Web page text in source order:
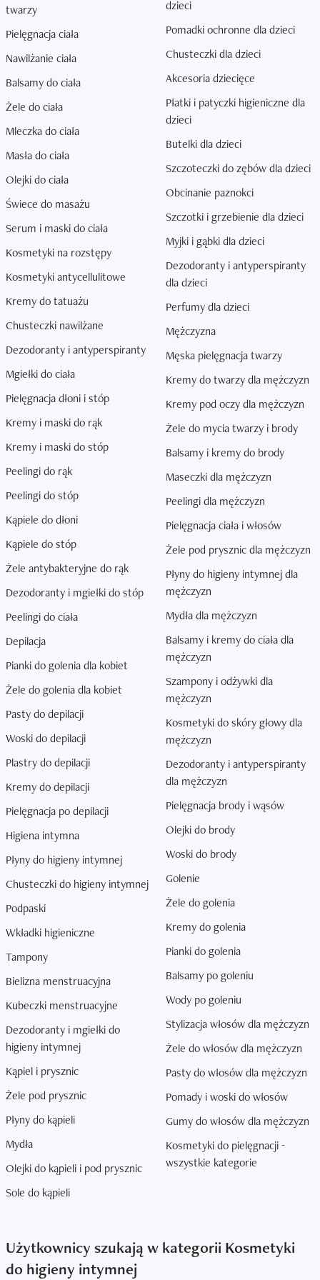
twarzy
Pielęgnacja ciała
Nawilżanie ciała
Balsamy do ciała
Żele do ciała
Mleczka do ciała
Masła do ciała
Olejki do ciała
Świece do masażu
Serum i maski do ciała
Kosmetyki na rozstępy
Kosmetyki antycellulitowe
Kremy do tatuażu
Chusteczki nawilżane
Dezodoranty i antyperspiranty
Mgiełki do ciała
Pielęgnacja dłoni i stóp
Kremy i maski do rąk
Kremy i maski do stóp
Peelingi do rąk
Peelingi do stóp
Kąpiele do dłoni
Kąpiele do stóp
Żele antybakteryjne do rąk
Dezodoranty i mgiełki do stóp
Peelingi do ciała
Depilacja
Pianki do golenia dla kobiet
Żele do golenia dla kobiet
Pasty do depilacji
Woski do depilacji
Plastry do depilacji
Kremy do depilacji
Pielęgnacja po depilacji
Higiena intymna
Płyny do higieny intymnej
Chusteczki do higieny intymnej
Podpaski
Wkładki higieniczne
Tampony
Bielizna menstruacyjna
Kubeczki menstruacyjne
Dezodoranty i mgiełki do
higieny intymnej
Kąpiel i prysznic
Żele pod prysznic
Płyny do kąpieli
Mydła
Olejki do kąpieli i pod prysznic
Sole do kąpieli
dzieci
Pomadki ochronne dla dzieci
Chusteczki dla dzieci
Akcesoria dziecięce
Płatki i patyczki higieniczne dla
dzieci
Butelki dla dzieci
Szczoteczki do zębów dla dzieci
Obcinanie paznokci
Szczotki i grzebienie dla dzieci
Myjki i gąbki dla dzieci
Dezodoranty i antyperspiranty
dla dzieci
Perfumy dla dzieci
Mężczyzna
Męska pielęgnacja twarzy
Kremy do twarzy dla mężczyzn
Kremy pod oczy dla mężczyzn
Żele do mycia twarzy i brody
Balsamy i kremy do brody
Maseczki dla mężczyzn
Peelingi dla mężczyzn
Pielęgnacja ciała i włosów
Żele pod prysznic dla mężczyzn
Płyny do higieny intymnej dla
mężczyzn
Mydła dla mężczyzn
Balsamy i kremy do ciała dla
mężczyzn
Szampony i odżywki dla
mężczyzn
Kosmetyki do skóry głowy dla
mężczyzn
Dezodoranty i antyperspiranty
dla mężczyzn
Pielęgnacja brody i wąsów
Olejki do brody
Woski do brody
Golenie
Żele do golenia
Kremy do golenia
Pianki do golenia
Balsamy po goleniu
Wody po goleniu
Stylizacja włosów dla mężczyzn
Żele do włosów dla mężczyzn
Pasty do włosów dla mężczyzn
Pomady i woski do włosów
Gumy do włosów dla mężczyzn
Kosmetyki do pielęgnacji -
wszystkie kategorie
Użytkownicy szukają w kategorii Kosmetyki
do higieny intymnej